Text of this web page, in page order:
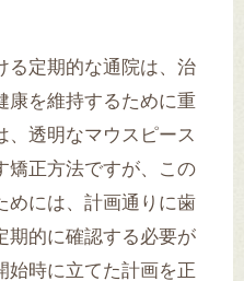
る定期的な通院は、治
康を維持するために重
、透明なマウスピース
矯正方法ですが、この
めには、計画通りに歯
期的に確認する必要が
始時に立てた計画を正